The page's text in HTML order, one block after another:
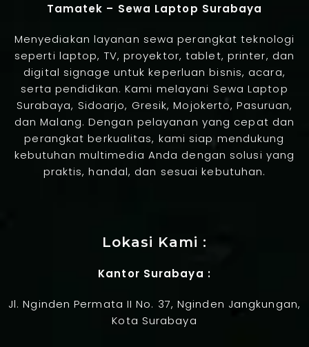
Tamatek – Sewa Laptop Surabaya
Menyediakan layanan sewa perangkat teknologi
seperti laptop, TV, proyektor, tablet, printer, dan
digital signage untuk keperluan bisnis, acara,
serta pendidikan. Kami melayani Sewa Laptop
Surabaya, Sidoarjo, Gresik, Mojokerto, Pasuruan,
dan Malang. Dengan pelayanan yang cepat dan
perangkat berkualitas, kami siap mendukung
kebutuhan multimedia Anda dengan solusi yang
praktis, handal, dan sesuai kebutuhan.
Lokasi Kami :
Kantor Surabaya :
Jl. Nginden Permata II No. 37, Nginden Jangkungan,
Kota Surabaya